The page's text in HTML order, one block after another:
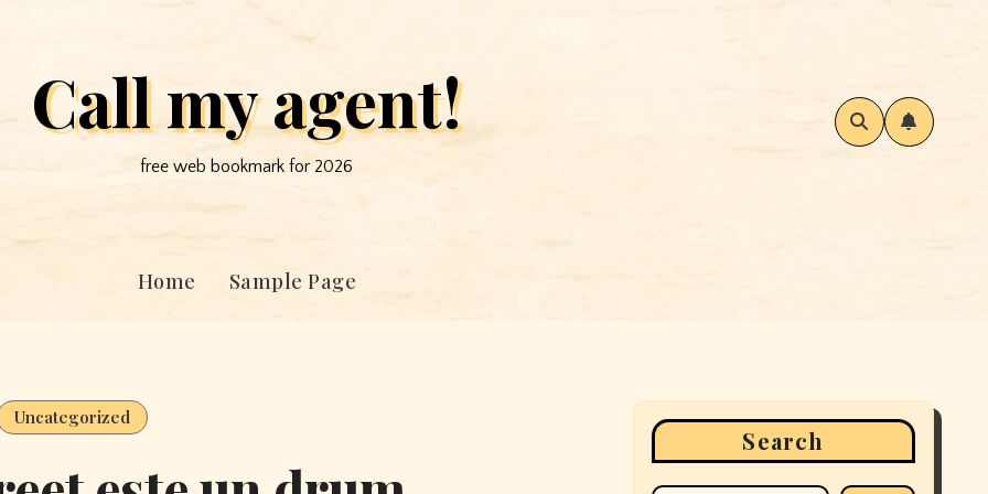
Call my agent!
free web bookmark for 2026
Home Sample Page
Uncategorized
Search